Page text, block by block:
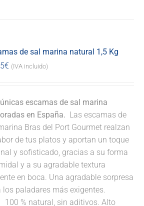
de sal marina natural 1,5 Kg
€ (IVA incluido)
escamas de sal marina
en España. Las escamas de
Bras del Port Gourmet realzan
de tus platos y aportan un toque
y sofisticado, gracias a su forma
y a su agradable textura
en boca. Una agradable sorpresa
los paladares más exigentes.
100 % natural, sin aditivos. Alto